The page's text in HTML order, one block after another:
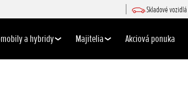
Skladové vozidlá
a hybridy Majitelia Akciová ponuka